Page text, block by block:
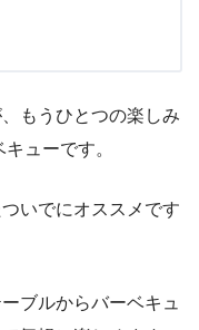
もうひとつの楽しみ
キューです。
いでにオススメです
ブルからバーベキュ